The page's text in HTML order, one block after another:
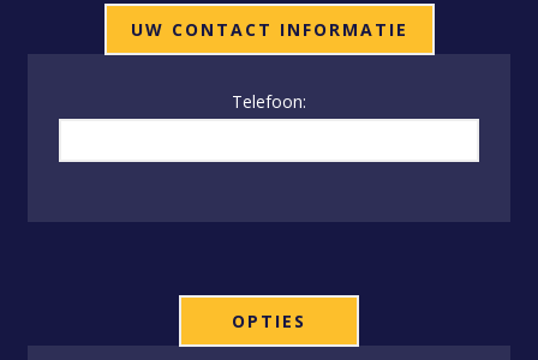
UW CONTACT INFORMATIE
Telefoon:
OPTIES